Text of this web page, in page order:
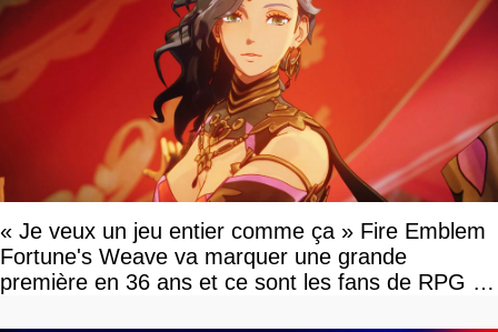
« Je veux un jeu entier comme ça » Fire Emblem
Fortune's Weave va marquer une grande
première en 36 ans et ce sont les fans de RPG en